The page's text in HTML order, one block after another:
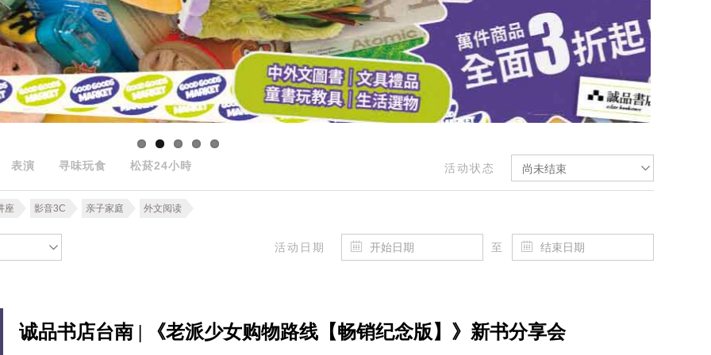
活动状态 尚未结束
表演 寻味玩食 松菸24小時
座 影音3C 亲子家庭 外文阅读
活动日期 至
诚品书店台南 | 《老派少女购物路线【畅销纪念版】》新书分享会